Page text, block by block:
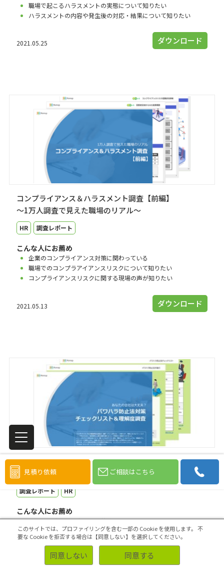
職場で起こるハラスメントの実態について知りたい
ハラスメントの内容や発生後の対応・結果について知りたい
2021.05.25 ダウンロード
コンプライアンス＆ハラスメント調査【前編】
～1万人調査で見えた職場のリアル～
HR 調査レポート
こんな人にお薦め
企業のコンプライアンス対策に関わっている
職場でのコンプラアイアンスリスクについて知りたい
コンプライアンスリスクに関する現場の声が知りたい
2021.05.13 ダウンロード
あなたの会社は大丈夫？
パワハラ防止法対策チェックリスト＆理解度調査
調査レポート HR
こんな人にお薦め
パワハラ防止法と事業主の義務について知りたい
職場のハラスメント対策に関わる人事・管理部門の方
パワハラ防止法対策の準備を進めたい中小企業の方
ダウンロード
見積り依頼 ご相談はこちら
このサイトでは、プロファイリングを含む一部の Cookie を使用します。 不
要な Cookie を拒否する場合は【同意しない】を選択してください。
同意しない 同意する